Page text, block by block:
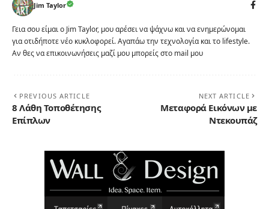
Jim Taylor
Γεια σου είμαι ο Jim Taylor, μου αρέσει να ψάχνω και να ενημερώνομαι
για οτιδήποτε νέο κυκλοφορεί. Αγαπάω την τεχνολογία και το lifestyle.
Αν θες να επικοινωνήσεις μαζί μου μπορείς στο mail μου
PREVIOUS ARTICLE
8 Λάθη Τοποθέτησης
Επίπλων
NEXT ARTICLE
Μεταφορά Εικόνων με
Ντεκουπάζ